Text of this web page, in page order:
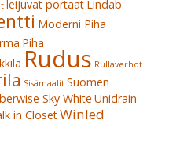
leijuvat portaat Lindab
Moderni Piha
Piha
Rudus Rullaverhot
Sisämaalit Suomen
Sky White Unidrain
in ClosetWinled